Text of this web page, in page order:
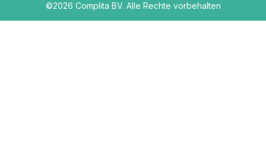
©2026 Complita BV. Alle Rechte vorbehalten